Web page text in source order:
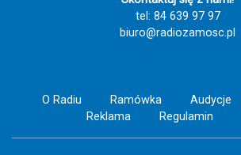
tel: 84 639 97 97
biuro@radiozamosc.pl
O Radiu Ramówka Audycje
Reklama
Regulamin